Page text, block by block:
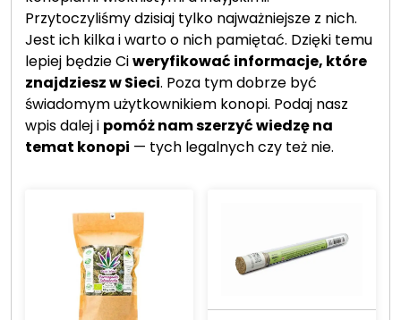
Przytoczyliśmy dzisiaj tylko najważniejsze z nich.
Jest ich kilka i warto o nich pamiętać. Dzięki temu
lepiej będzie Ciweryfikować informacje, które
znajdziesz w Sieci. Poza tym dobrze być
świadomym użytkownikiem konopi. Podaj nasz
wpis dalej i pomóż nam szerzyć wiedzę na
temat konopi — tych legalnych czy też nie.